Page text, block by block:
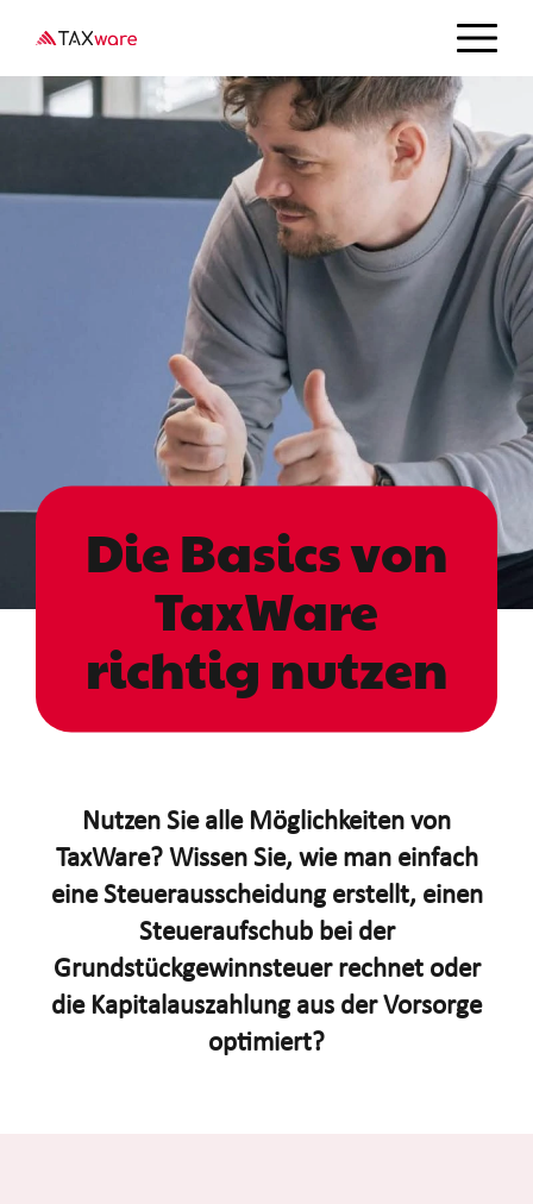
Inhalt
Die Basics von
TaxWare
richtig nutzen
Nutzen Sie alle Möglichkeiten von
TaxWare? Wissen Sie, wie man einfach
eine Steuerausscheidung erstellt, einen
Steueraufschub bei der
Grundstückgewinnsteuer rechnet oder
die Kapitalauszahlung aus der Vorsorge
optimiert?